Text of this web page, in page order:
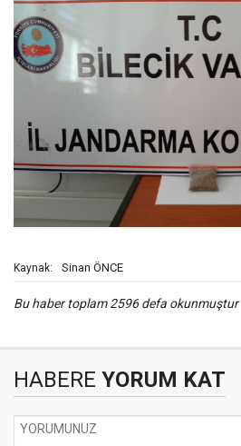
Kaynak: Sinan ÖNCE
Bu haber toplam 2596 defa okunmuştur
HABERE YORUM KAT